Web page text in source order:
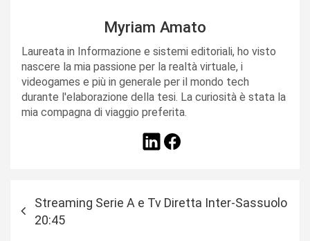
Myriam Amato
Laureata in Informazione e sistemi editoriali, ho visto
nascere la mia passione per la realtà virtuale, i
videogames e più in generale per il mondo tech
durante l'elaborazione della tesi. La curiosità è stata la
mia compagna di viaggio preferita.
Streaming Serie A e Tv Diretta Inter-Sassuolo
20:45